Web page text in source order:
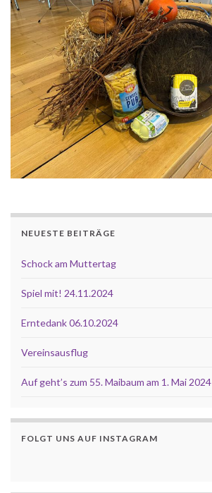
NEUESTE BEITRÄGE
Schock am Muttertag
Spiel mit! 24.11.2024
Erntedank 06.10.2024
Vereinsausflug
Auf geht’s zum 55. Maibaum am 1. Mai 2024
FOLGT UNS AUF INSTAGRAM